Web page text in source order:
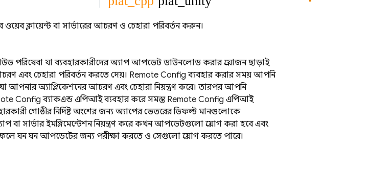
ক্লায়েন্ট বা সার্ভারের আচরণ ও চেহারা পরিবর্তন করুন।
পরিষেবা যা ব্যবহারকারীদের অ্যাপ আপডেট ডাউনলোড করার প্রয়োজন ছাড়াই
এবং চেহারা পরিবর্তন করতে দেয়। Remote Config ব্যবহার করার সময়, আপনি
আপনার অ্যাপ্লিকেশনের আচরণ এবং চেহারা নিয়ন্ত্রণ করে। তারপর, আপনি
Configব্যাকএন্ড এপিআই ব্যবহার করে সমস্ত Remote Config এপিআই
গোষ্ঠীর নির্দিষ্ট অংশের জন্য অ্যাপের ভেতরের ডিফল্ট মানগুলোকে
সার্ভার ইমপ্লিমেন্টেশন নিয়ন্ত্রণ করে কখন আপডেটগুলো প্রয়োগ করা হবে, এবং
ফেলে ঘন ঘন আপডেটের জন্য পরীক্ষা করতে ও সেগুলো প্রয়োগ করতে পারে।